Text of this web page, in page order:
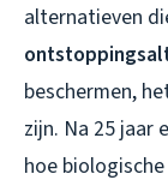
alternatieven
beschermen,
zijn. Na 25 jaar
hoe